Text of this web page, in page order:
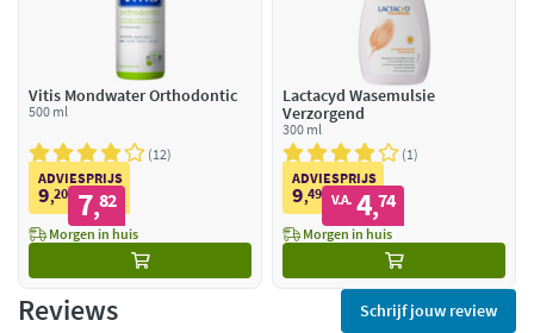
Vitis Mondwater Orthodontic
500 ml
12
ADVIESPRIJS
9,20 7,82
Morgen in huis
Lactacyd Wasemulsie
Verzorgend
300 ml
1
ADVIESPRIJS
9,49 V.A. 4,74
Morgen in huis
Reviews Schrijf jouw review